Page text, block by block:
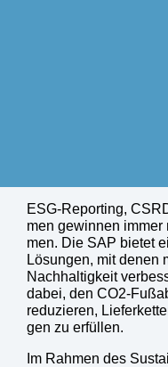
ESG-Report­ing,
men gewin­nen
men. Die SAP bie­tet
Lösun­gen, mit denen
Nach­hal­tig­keit
dabei, den CO2-
redu­zie­ren,
gen zu erfül­len.
Im Rah­men des